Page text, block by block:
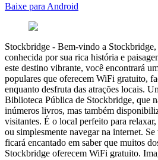
Baixe para Android
Stockbridge - Bem-vindo a Stockbridge,
conhecida por sua rica história e
este destino vibrante, você encontrará
populares que oferecem WiFi gratuito,
enquanto desfruta das atrações locais.
Biblioteca Pública de Stockbridge, que
inúmeros livros, mas também
visitantes. É o local perfeito para
ou simplesmente navegar na internet. Se
ficará encantado em saber que muitos
Stockbridge oferecem WiFi gratuito.